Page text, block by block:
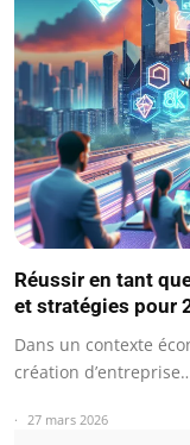
Réussir en tant
et stratégies pour
Dans un contexte
création
27 mars 2026